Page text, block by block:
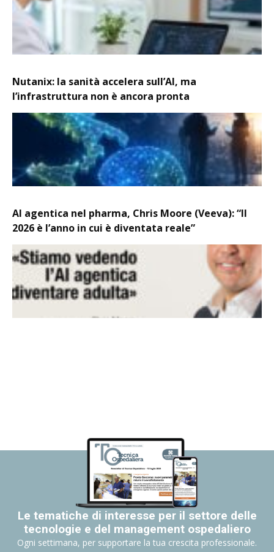
Nutanix: la sanità accelera sull’AI, ma
l’infrastruttura non è ancora pronta
AI agentica nel pharma, Chris Moore (Veeva): “Il
2026 è l’anno in cui è diventata reale”
Le tematiche di interesse per il settore delle
tecnologie e del management ospedaliero
Ogni settimana, per supportare la tua crescita professionale.